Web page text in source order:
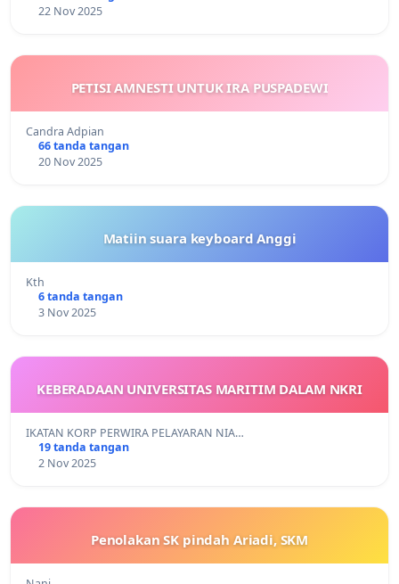
22 Nov 2025
PETISI AMNESTI UNTUK IRA PUSPADEWI
Candra Adpian
66 tanda tangan
20 Nov 2025
Matiin suara keyboard Anggi
Kth
6 tanda tangan
3 Nov 2025
KEBERADAAN UNIVERSITAS MARITIM DALAM NKRI
IKATAN KORP PERWIRA PELAYARAN NIA…
19 tanda tangan
2 Nov 2025
Penolakan SK pindah Ariadi, SKM